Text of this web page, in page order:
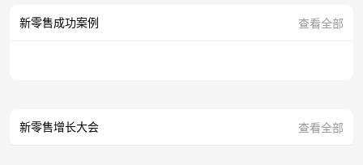
新零售成功案例 查看全部
新零售增长大会 查看全部